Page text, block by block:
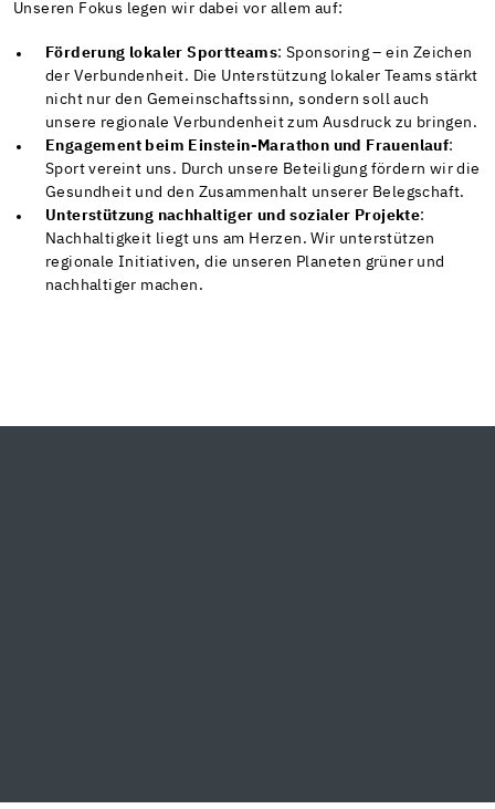
Unseren Fokus legen wir dabei vor allem auf:
Förderung lokaler Sportteams: Sponsoring – ein Zeichen
der Verbundenheit. Die Unterstützung lokaler Teams stärkt
nicht nur den Gemeinschaftssinn, sondern soll auch
unsere regionale Verbundenheit zum Ausdruck zu bringen.
Engagement beim Einstein-Marathon und Frauenlauf:
Sport vereint uns. Durch unsere Beteiligung fördern wir die
Gesundheit und den Zusammenhalt unserer Belegschaft.
Unterstützung nachhaltiger und sozialer Projekte:
Nachhaltigkeit liegt uns am Herzen. Wir unterstützen
regionale Initiativen, die unseren Planeten grüner und
nachhaltiger machen.